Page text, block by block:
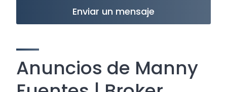
Enviar un mensaje
Anuncios de Manny